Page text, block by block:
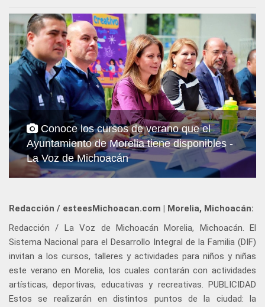
Conoce los cursos de verano que el
Ayuntamiento de Morelia tiene disponibles -
La Voz de Michoacán
Redacción / esteesMichoacan.com | Morelia, Michoacán:
Redacción / La Voz de Michoacán Morelia, Michoacán. El
Sistema Nacional para el Desarrollo Integral de la Familia (DIF)
invitan a los cursos, talleres y actividades para niños y niñas
este verano en Morelia, los cuales contarán con actividades
artísticas, deportivas, educativas y recreativas. PUBLICIDAD
Estos se realizarán en distintos puntos de la ciudad: la